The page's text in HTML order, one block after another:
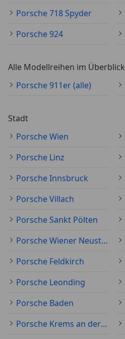
Porsche 718 Spyder
Porsche 924
Alle Modellreihen im Überblick
Porsche 911er (alle)
Stadt
Porsche Wien
Porsche Linz
Porsche Innsbruck
Porsche Villach
Porsche Sankt Pölten
Porsche Wiener Neustadt
Porsche Feldkirch
Porsche Leonding
Porsche Baden
Porsche Krems an der Donau